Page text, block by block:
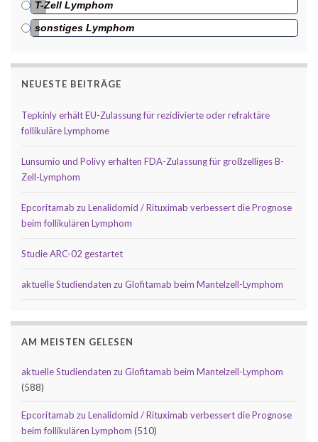
T-Zell Lymphom
sonstiges Lymphom
NEUESTE BEITRÄGE
Tepkinly erhält EU-Zulassung für rezidivierte oder refraktäre
follikuläre Lymphome
Lunsumio und Polivy erhalten FDA-Zulassung für großzelliges B-
Zell-Lymphom
Epcoritamab zu Lenalidomid / Rituximab verbessert die Prognose
beim follikulären Lymphom
Studie ARC-02 gestartet
aktuelle Studiendaten zu Glofitamab beim Mantelzell-Lymphom
AM MEISTEN GELESEN
aktuelle Studiendaten zu Glofitamab beim Mantelzell-Lymphom
(588)
Epcoritamab zu Lenalidomid / Rituximab verbessert die Prognose
beim follikulären Lymphom (510)